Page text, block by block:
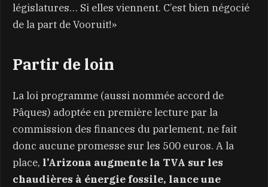
législatures… Si elles viennent. C’est bien négocié
de la part de Vooruit!»
Partir de loin
La loi programme (aussi nommée accord de
Pâques) adoptée en première lecture par la
commission des finances du parlement, ne fait
donc aucune promesse sur les 500 euros. A la
place, l’Arizona augmente la TVA sur les
chaudières à énergie fossile, lance une